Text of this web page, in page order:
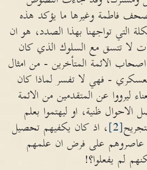
فاطمة وغيرها ما يؤكد هذه
التي تواجهنا بهذا الصدد، هو ان
لا تتسق مع السلوك الذي كان
الائمة المتأخرين - من امثال
- فهي لا تفسر لماذا كان
ليرووا عن المتقدمين من الائمة
ظنية، او ليهتموا بعلم
[2]
، اذ كان يكفيهم تحصيل
عاصروهم على فرض ان علمهم
لم يفعلوا؟!